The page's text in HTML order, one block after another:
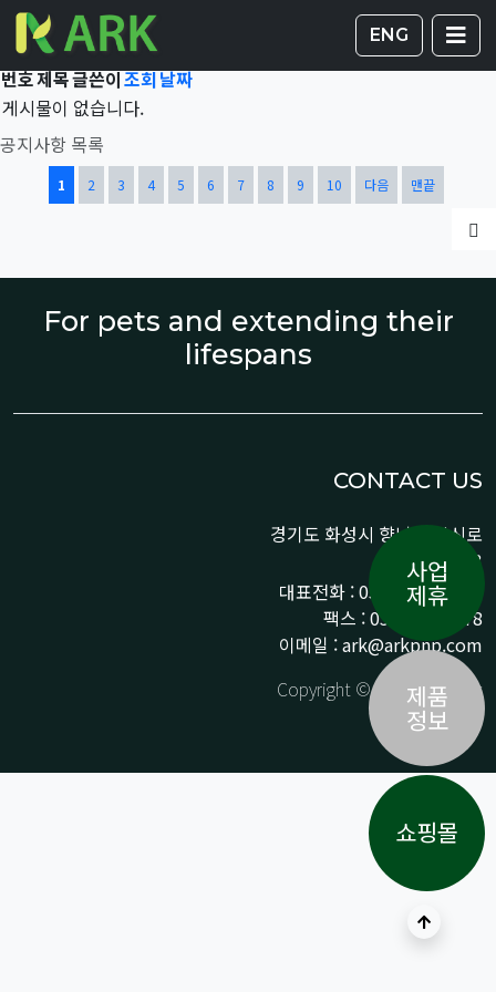
ENG
Total 41,708건1 페이지 게시판
공지사항 목록
번호제목글쓴이조회날짜
게시물이 없습니다.
열린
1 페이지
2
페이지3페이지4
페이지5페이지6
페이지7
페이지8
페이지9
페이지10
페이지 다음 맨끝
For pets and extending their
lifespans
CONTACT US
경기도 화성시 향남읍 상신로
290-13
대표전화 : 031-359-9776 /
팩스 : 031-359-9778
이메일 : ark@arkpnp.com
Copyright © ARK All Rights
Reserved.
상단으로
사업
제휴
제품
정보
쇼핑몰